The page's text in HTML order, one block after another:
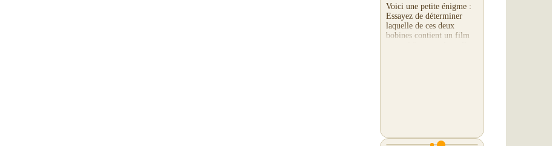
Voici une petite énigme :
Essayez de déterminer
laquelle de ces deux
bobines contient un film